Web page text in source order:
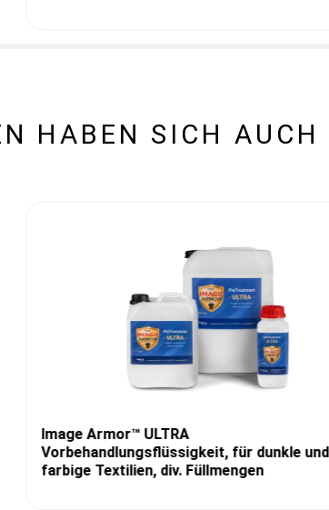
HABEN SICH AUCH
Image Armor™ ULTRA
Vorbehandlungsflüssigkeit, für dunkle und
farbige Textilien, div. Füllmengen